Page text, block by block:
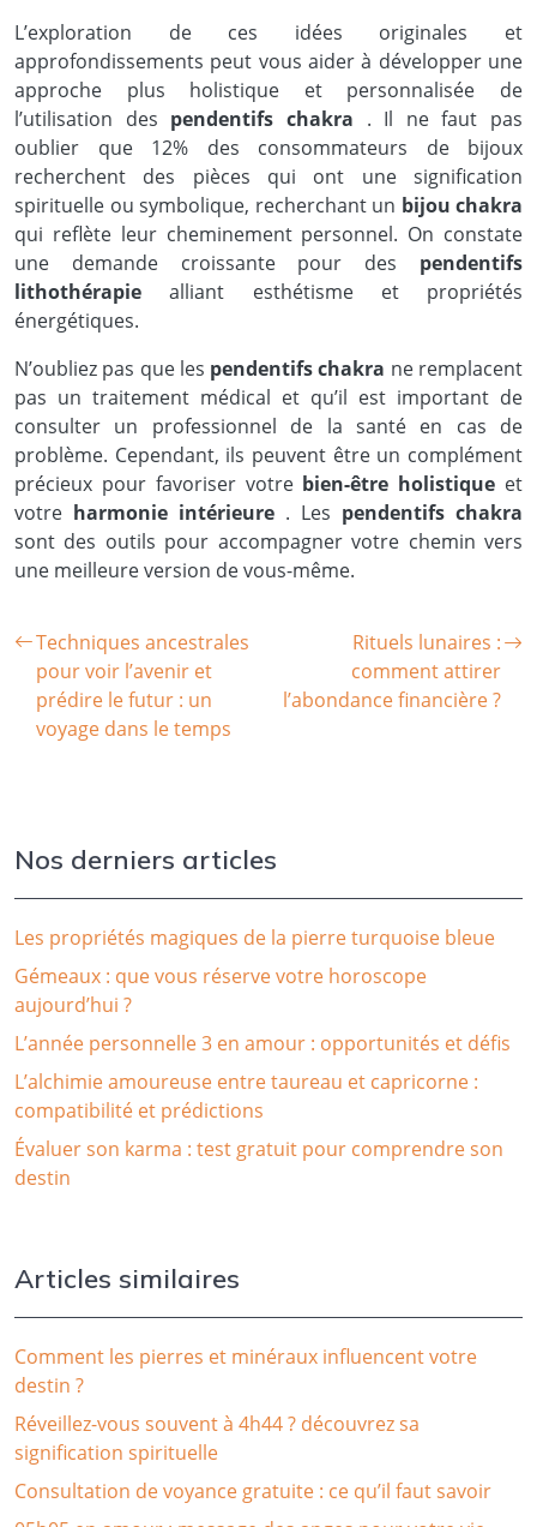
L’exploration de ces idées originales et
approfondissements peut vous aider à développer une
approche plus holistique et personnalisée de
l’utilisation des pendentifs chakra . Il ne faut pas
oublier que 12% des consommateurs de bijoux
recherchent des pièces qui ont une signification
spirituelle ou symbolique, recherchant un bijou chakra
qui reflète leur cheminement personnel. On constate
une demande croissante pour des pendentifs
lithothérapiealliant esthétisme et propriétés
énergétiques.
N’oubliez pas que les pendentifs chakra ne remplacent
pas un traitement médical et qu’il est important de
consulter un professionnel de la santé en cas de
problème. Cependant, ils peuvent être un complément
précieux pour favoriser votre bien-être holistique et
votre harmonie intérieure . Les pendentifs chakra
sont des outils pour accompagner votre chemin vers
une meilleure version de vous-même.
Techniques ancestrales
pour voir l’avenir et
prédire le futur : un
voyage dans le temps
Rituels lunaires :
comment attirer
l’abondance financière ?
Nos derniers articles
Les propriétés magiques de la pierre turquoise bleue
Gémeaux : que vous réserve votre horoscope
aujourd’hui ?
L’année personnelle 3 en amour : opportunités et défis
L’alchimie amoureuse entre taureau et capricorne :
compatibilité et prédictions
Évaluer son karma : test gratuit pour comprendre son
destin
Articles similaires
Comment les pierres et minéraux influencent votre
destin ?
Réveillez-vous souvent à 4h44 ? découvrez sa
signification spirituelle
Consultation de voyance gratuite : ce qu’il faut savoir